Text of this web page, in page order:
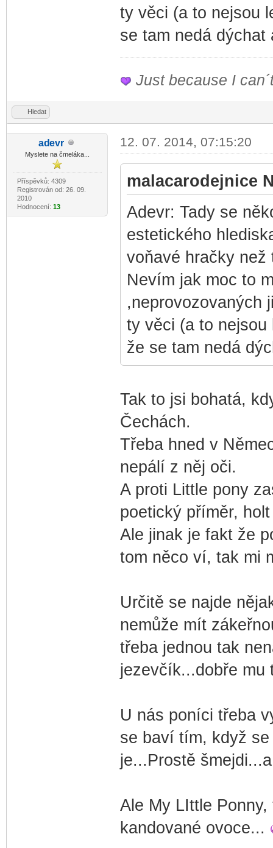
ty věci (a to nejsou
se tam nedá
Just because I
Hledat
adevr
Myslete na čmeláka...
Příspěvků: 4309
Registrován od: 26. 09.
2010
Hodnocení: 13
12. 07. 2014, 07:15:20
malacarodejnice
Adevr: Tady se
estetického
voňavé hračky
Nevím jak moc to
,neprovozovaných
ty věci (a to
že se tam nedá
Tak to jsi bohatá,
Čechách.
Třeba hned v
nepálí z něj oči.
A proti Little pony
poetický příměr,
Ale jinak je fakt že
tom něco ví, tak mi
Určitě se najde
nemůže mít
třeba jednou tak
jezevčík...dobře mu
U nás poníci třeba
se baví tím, když
je...Prostě
Ale My LIttle
kandované ovoce...